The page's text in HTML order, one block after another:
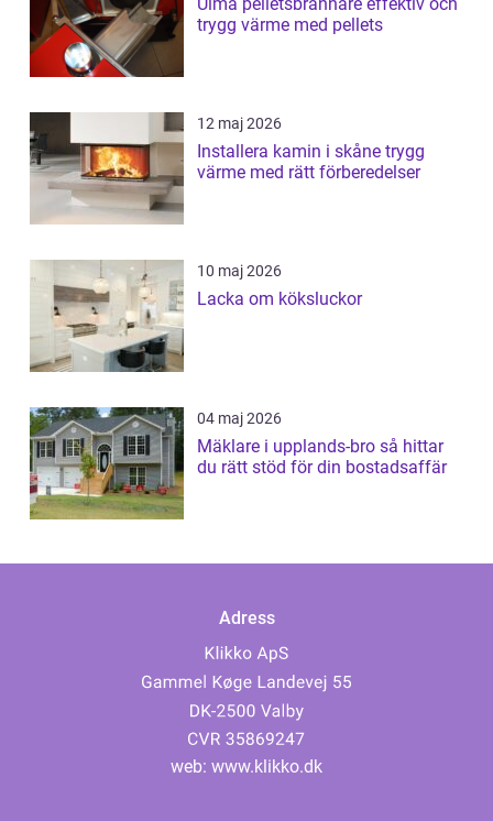
trygg värme med pellets
12 maj 2026
Installera kamin i skåne trygg
värme med rätt förberedelser
10 maj 2026
Lacka om köksluckor
04 maj 2026
Mäklare i upplands-bro så hittar
du rätt stöd för din bostadsaffär
Adress
web: www.klikko.dk